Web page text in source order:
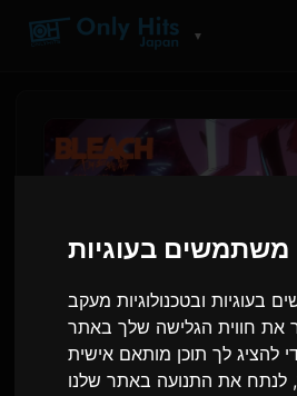
משתמשים בעוגיות
בעוגיות ובטכנולוגיות מעקב
את חווית הגלישה שלך באתר
להציג לך תוכן מותאם אישית
לנתח את התנועה באתר שלנו
▼